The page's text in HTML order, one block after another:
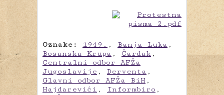
Oznake: 1949. , Banja Luka ,
Bosanska Krupa , Čardak ,
Centralni odbor AFŽa
Jugoslavije , Derventa ,
Glavni odbor AFŽa BiH ,
Hajdarevići , Informbiro ,